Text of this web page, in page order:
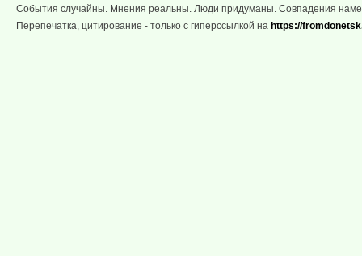
События случайны. Мнения реальны. Люди придуманы. Совпадения
Перепечатка, цитирование - только с гиперссылкой на https://